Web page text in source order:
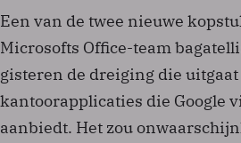
Een van de twee nieuwe
Microsofts Office-team
gisteren de dreiging die
kantoorapplicaties die Google
aanbiedt. Het zou